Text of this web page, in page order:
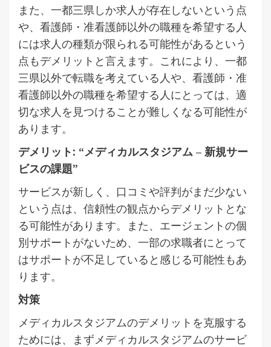
また、一都三県しか求人が存在しないという点
や、看護師・准看護師以外の職種を希望する人
には求人の種類が限られる可能性があるという
点もデメリットと言えます。これにより、一都
三県以外で転職を考えている人や、看護師・准
看護師以外の職種を希望する人にとっては、適
切な求人を見つけることが難しくなる可能性が
あります。
デメリット: “メディカルスタジアム – 新規サー
ビスの課題”
サービスが新しく、口コミや評判がまだ少ない
という点は、信頼性の観点からデメリットとな
る可能性があります。また、エージェントの個
別サポートがないため、一部の求職者にとって
はサポートが不足していると感じる可能性もあ
ります。
対策
メディカルスタジアムのデメリットを克服する
ためには、まずメディカルスタジアムのサービ